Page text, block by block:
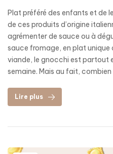
Plat préféré des enfants et de
de ces produits d’origine
agrémenter de sauce ou à
sauce fromage, en plat unique
viande, le gnocchi est partout
semaine. Mais au fait,
Lire plus